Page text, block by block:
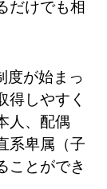
だけでも相
度が始まっ
得しやすく
人、配偶
系卑属（子
ことができ